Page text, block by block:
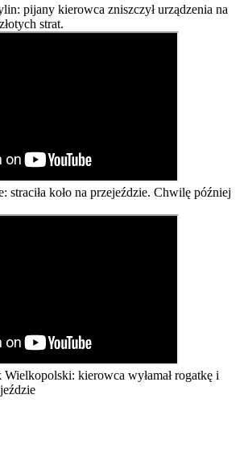
pijany kierowca zniszczył urządzenia na
strat.
straciła koło na przejeździe. Chwilę później
Wielkopolski: kierowca wyłamał rogatkę i